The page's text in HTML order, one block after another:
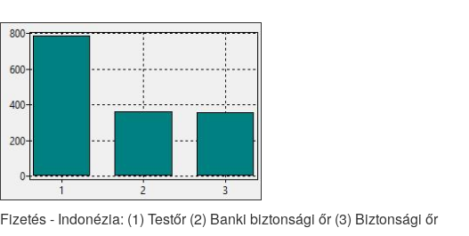
Fizetés - Indonézia: (1) Testőr (2) Banki biztonsági őr (3) Biztonsági őr